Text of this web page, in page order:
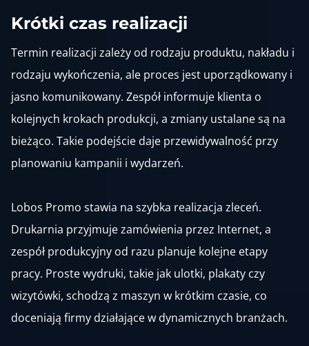
Krótki czas realizacji
Termin realizacji zależy od rodzaju produktu, nakładu i
rodzaju wykończenia, ale proces jest uporządkowany i
jasno komunikowany. Zespół informuje klienta o
kolejnych krokach produkcji, a zmiany ustalane są na
bieżąco. Takie podejście daje przewidywalność przy
planowaniu kampanii i wydarzeń.
Lobos Promo stawia na szybka realizacja zleceń.
Drukarnia przyjmuje zamówienia przez Internet, a
zespół produkcyjny od razu planuje kolejne etapy
pracy. Proste wydruki, takie jak ulotki, plakaty czy
wizytówki, schodzą z maszyn w krótkim czasie, co
doceniają firmy działające w dynamicznych branżach.